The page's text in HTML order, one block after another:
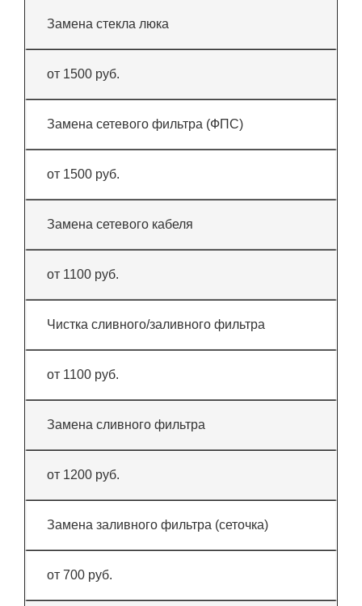
Замена стекла люка
от 1500 руб.
Замена сетевого фильтра (ФПС)
от 1500 руб.
Замена сетевого кабеля
от 1100 руб.
Чистка сливного/заливного фильтра
от 1100 руб.
Замена сливного фильтра
от 1200 руб.
Замена заливного фильтра (сеточка)
от 700 руб.